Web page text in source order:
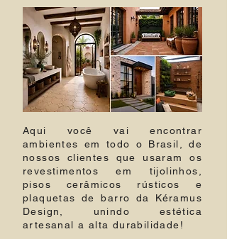
Aqui você vai encontrar
ambientes em todo o Brasil, de
nossos clientes que usaram os
revestimentos em tijolinhos,
pisos cerâmicos rústicos e
plaquetas de barro da Kéramus
Design, unindo estética
artesanal a alta durabilidade!